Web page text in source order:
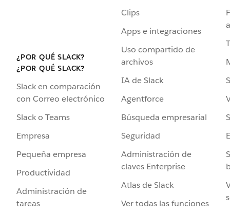
¿POR QUÉ SLACK?
¿POR QUÉ SLACK?
Slack en comparación
con Correo electrónico
Slack o Teams
Empresa
Pequeña empresa
Productividad
Administración de
tareas
Clips
Apps e integraciones
Uso compartido de
archivos
IA de Slack
Agentforce
Búsqueda empresarial
Seguridad
Administración de
claves Enterprise
Atlas de Slack
Ver todas las funciones